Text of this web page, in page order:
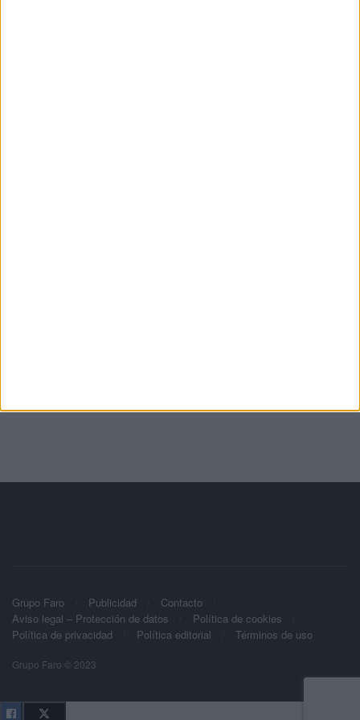
Grupo Faro Publicidad
Contacto
Aviso legal – Protección de datos
Política de cookies
Política de privacidad
Política editorial Términos de uso
Grupo Faro © 2023